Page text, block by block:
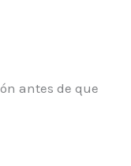
antes de que